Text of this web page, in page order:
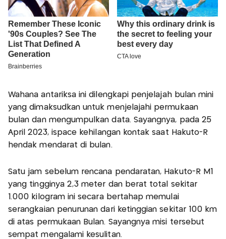
Wahana antariksa ini dilengkapi penjelajah bulan mini
yang dimaksudkan untuk menjelajahi permukaan
bulan dan mengumpulkan data. Sayangnya, pada 25
April 2023, ispace kehilangan kontak saat Hakuto-R
hendak mendarat di bulan.
Satu jam sebelum rencana pendaratan, Hakuto-R M1
yang tingginya 2,3 meter dan berat total sekitar
1.000 kilogram ini secara bertahap memulai
serangkaian penurunan dari ketinggian sekitar 100 km
di atas permukaan Bulan. Sayangnya misi tersebut
sempat mengalami kesulitan.